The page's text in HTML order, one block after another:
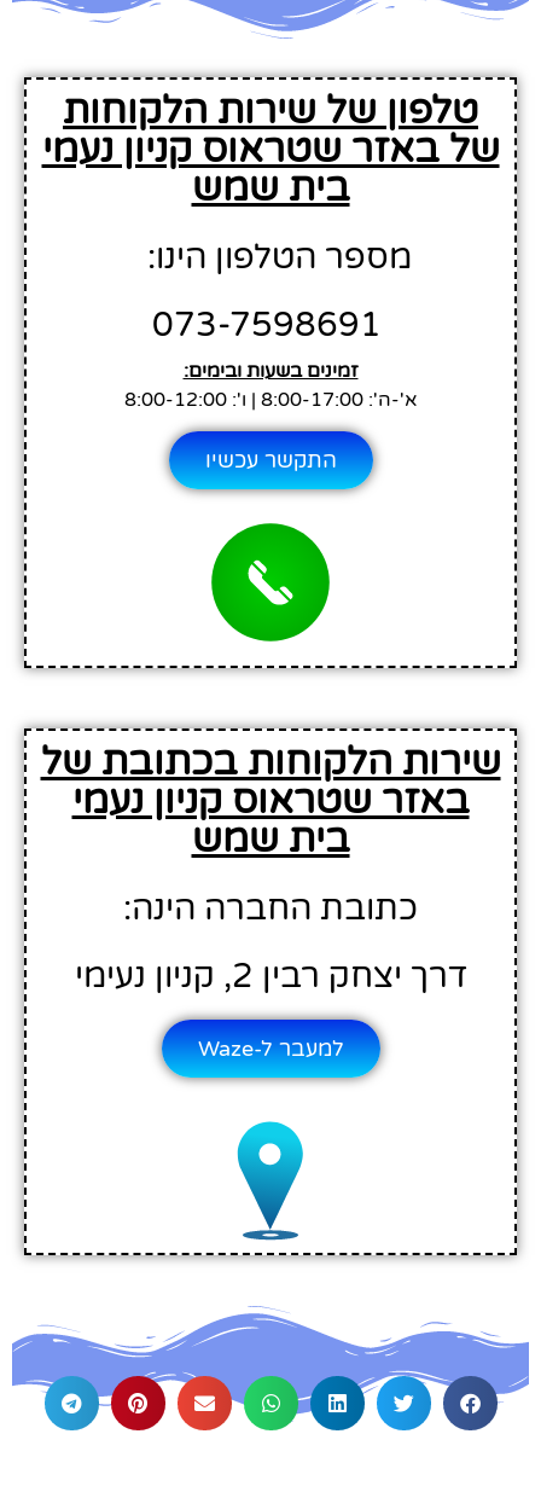
טלפון של שירות הלקוחות
של באזר שטראוס קניון נעמי
בית שמש
מספר הטלפון הינו:
זמינים בשעות ובימים:
א'-ה': 8:00-17:00 | ו': 8:00-12:00
התקשר עכשיו
שירות הלקוחות בכתובת של
באזר שטראוס קניון נעמי
בית שמש
כתובת החברה הינה:
דרך יצחק רבין 2, קניון נעימי
למעבר ל-Waze